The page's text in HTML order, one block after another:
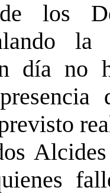
los
día no